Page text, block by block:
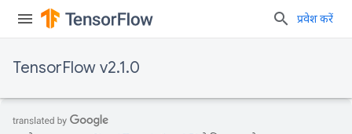
प्रवेश करें
TensorFlow v2.1.0